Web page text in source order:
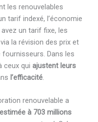
les renouvelables
tarif indexé, l’économie
un tarif fixe, les
la révision des prix et
Dans les
ceux qui ajustent leurs
l’efficacité.
renouvelable a
à 703 millions